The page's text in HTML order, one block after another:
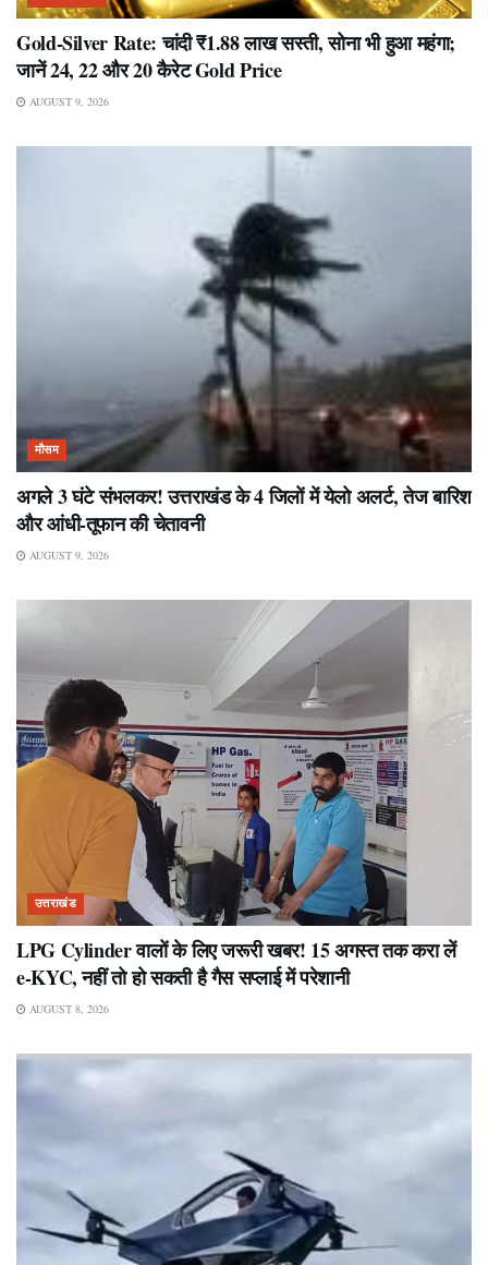
Gold-Silver Rate: चांदी ₹1.88 लाख सस्ती, सोना भी हुआ महंगा;
जानें 24, 22 और 20 कैरेट Gold Price
AUGUST 9, 2026
मौसम
अगले 3 घंटे संभलकर! उत्तराखंड के 4 जिलों में येलो अलर्ट, तेज बारिश
और आंधी-तूफान की चेतावनी
AUGUST 9, 2026
उत्तराखंड
LPG Cylinder वालों के लिए जरूरी खबर! 15 अगस्त तक करा लें
e-KYC, नहीं तो हो सकती है गैस सप्लाई में परेशानी
AUGUST 8, 2026